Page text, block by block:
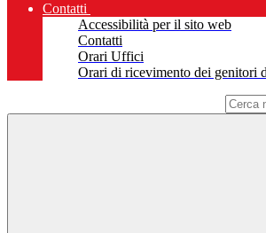
Contatti
Accessibilità per il sito web
Contatti
Orari Uffici
Orari di ricevimento dei genitori